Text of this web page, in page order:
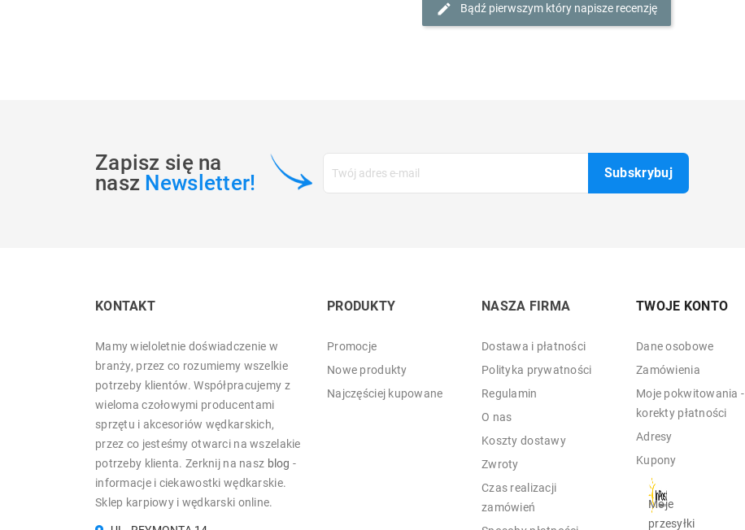
Bądź pierwszym który napisze recenzję
Zapisz się na
nasz Newsletter!
KONTAKT
Mamy wieloletnie doświadczenie w
branży, przez co rozumiemy wszelkie
potrzeby klientów. Współpracujemy z
wieloma czołowymi producentami
sprzętu i akcesoriów wędkarskich,
przez co jesteśmy otwarci na wszelakie
potrzeby klienta. Zerknij na nasz blog -
informacje i ciekawostki wędkarskie.
Sklep karpiowy i wędkarski online.
PRODUKTY
Promocje
Nowe produkty
Najczęściej kupowane
NASZA FIRMA
Dostawa i płatności
Polityka prywatności
Regulamin
O nas
Koszty dostawy
Zwroty
Czas realizacji
zamówień
TWOJE KONTO
Dane osobowe
Zamówienia
Moje pokwitowania -
korekty płatności
Adresy
Kupony
Moje
przesyłki